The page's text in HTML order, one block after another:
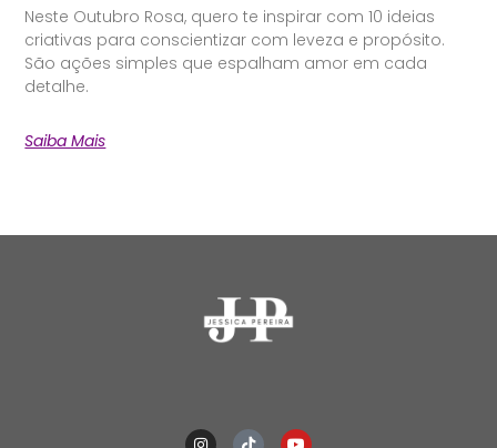
Neste Outubro Rosa, quero te inspirar com 10 ideias
criativas para conscientizar com leveza e propósito.
São ações simples que espalham amor em cada
detalhe.
Saiba Mais